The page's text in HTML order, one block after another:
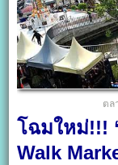
ตล
โฉมใหม่!!!
Walk